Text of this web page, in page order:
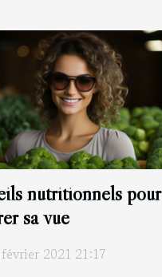
nutritionnels pour
sa vue
2021 21:17